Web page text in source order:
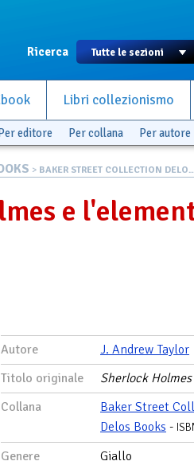
Ricerca
Libri collezionismo
editore Per collana Per autore
> BAKER STREET COLLECTION
e
Autore
J. Andrew Taylor
Titolo originale
Sherlock
Collana
Baker Street
Delos Books -
Genere Giallo